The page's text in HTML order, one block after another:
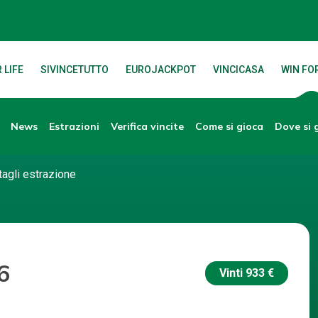
LIFE SIVINCETUTTO EUROJACKPOT VINCICASA WIN
News Estrazioni Verifica vincite Come si gioca Dove si
estrazione
Vinti 933 €